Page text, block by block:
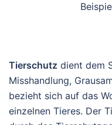
Tierschutz dient dem
Misshandlung,
bezieht sich auf das
einzelnen Tieres. Der